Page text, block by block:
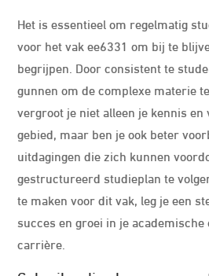
Het is essentieel om regelmatig
voor het vak ee6331 om bij te
begrijpen. Door consistent te
gunnen om de complexe materie
vergroot je niet alleen je kennis
gebied, maar ben je ook beter
uitdagingen die zich kunnen
gestructureerd studieplan te
te maken voor dit vak, leg je een
succes en groei in je
carrière.